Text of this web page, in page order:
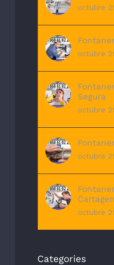
octubre
octubre
Segura
octubre
octubre
octubre
Categories